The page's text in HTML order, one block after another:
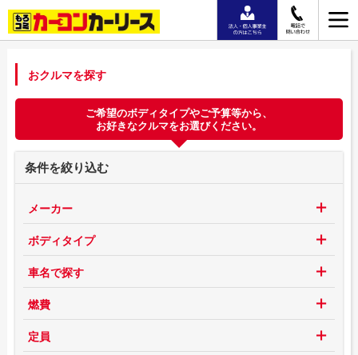
おクルマを探す
ご希望のボディタイプやご予算等から、
お好きなクルマをお選びください。
条件を絞り込む
メーカー
ボディタイプ
車名で探す
燃費
定員